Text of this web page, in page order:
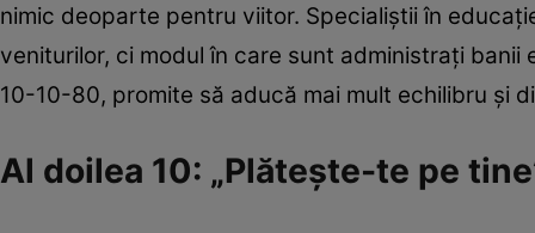
nimic deoparte pentru viitor. Specialiștii în
veniturilor, ci modul în care sunt administrați
10-10-80, promite să aducă mai mult echilibru și
Al doilea 10: „Plătește-te pe